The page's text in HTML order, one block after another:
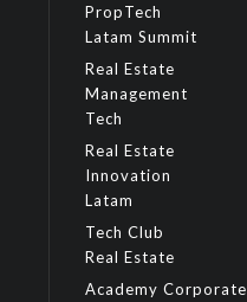
PropTech
Latam Summit
Real Estate
Management
Tech
Real Estate
Innovation
Latam
Tech Club
Real Estate
Academy Corporate